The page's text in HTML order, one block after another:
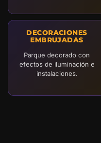
DECORACIONES
EMBRUJADAS
Parque decorado con
efectos de iluminación e
instalaciones.